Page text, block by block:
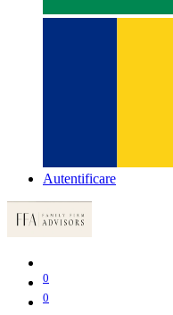
Autentificare
0
0